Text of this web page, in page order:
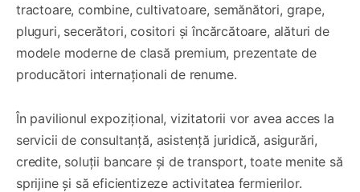
tractoare, combine, cultivatoare, semănători, grape,
pluguri, secerători, cositori și încărcătoare, alături de
modele moderne de clasă premium, prezentate de
producători internaționali de renume.
În pavilionul expozițional, vizitatorii vor avea acces la
servicii de consultanță, asistență juridică, asigurări,
credite, soluții bancare și de transport, toate menite să
sprijine și să eficientizeze activitatea fermierilor.